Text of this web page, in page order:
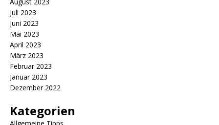
Juli 2023
Juni 2023
Mai 2023
April 2023
März 2023
Februar 2023
Januar 2023
Dezember 2022
Kategorien